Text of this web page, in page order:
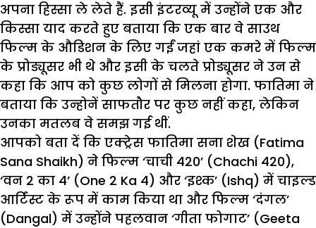
अपना हिस्सा ले लेते हैं. इसी इंटरव्यू में उन्होंने एक और
किस्सा याद करते हुए बताया कि एक बार वे साउथ
फिल्म के औडिशन के लिए गईं जहां एक कमरे में फिल्म
के प्रोड्यूसर भी थे और इसी के चलते प्रोड्यूसर ने उन से
कहा कि आप को कुछ लोगों से मिलना होगा. फातिमा ने
बताया कि उन्होनें साफतौर पर कुछ नहीं कहा, लेकिन
उनका मतलब वे समझ गई थीं.
आपको बता दें कि एक्ट्रेस फातिमा सना शेख (Fatima
Sana Shaikh) ने फिल्म ‘चाची 420’ (Chachi 420),
‘वन 2 का 4’ (One 2 Ka 4) और ‘इश्क’ (Ishq) में चाइल्ड
आर्टिस्ट के रूप में काम किया था और फिल्म ‘दंगल’
(Dangal) में उन्होंने पहलवान ‘गीता फोगाट’ (Geeta